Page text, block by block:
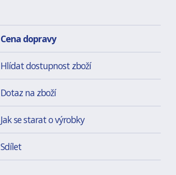
Cena dopravy
Hlídat dostupnost zboží
Dotaz na zboží
Jak se starat o výrobky
Sdílet